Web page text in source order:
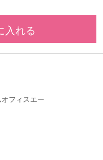
入れる
フィスエー